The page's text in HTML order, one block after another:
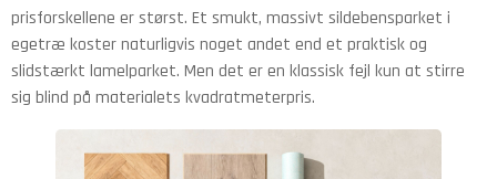
prisforskellene er størst. Et smukt, massivt sildebensparket i
egetræ koster naturligvis noget andet end et praktisk og
slidstærkt lamelparket. Men det er en klassisk fejl kun at stirre
sig blind på materialets kvadratmeterpris.